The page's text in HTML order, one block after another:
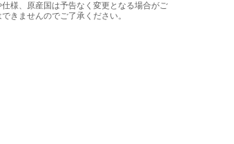
様、原産国は予告なく変更となる場合がご
きませんのでご了承ください。